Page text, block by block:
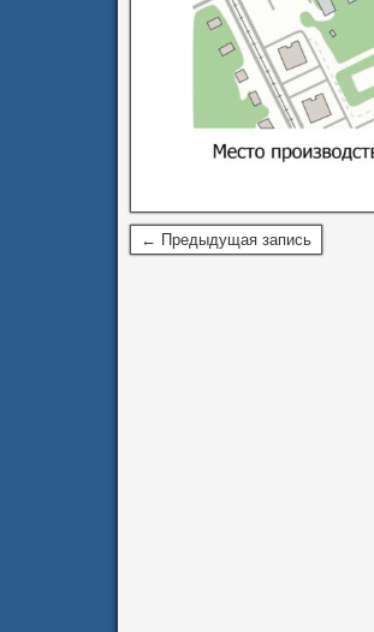
← Предыдущая запись